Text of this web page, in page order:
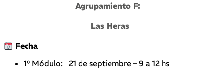
Agrupamiento F:
Las Heras
Fecha
1° Módulo: 21 de septiembre – 9 a 12 hs